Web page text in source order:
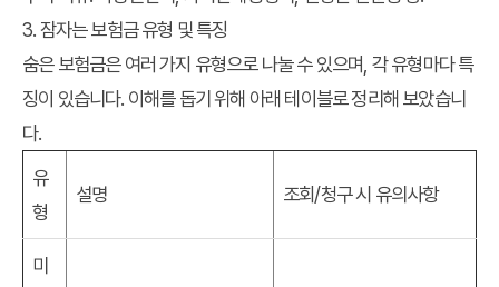
3. 잠자는 보험금 유형 및 특징
숨은 보험금은 여러 가지 유형으로 나눌 수 있으며, 각 유형마다 특
징이 있습니다. 이해를 돕기 위해 아래 테이블로 정리해 보았습니
다.
유
형
설명 조회/청구 시 유의사항
미